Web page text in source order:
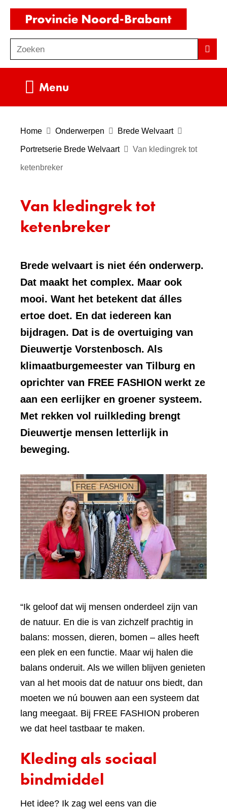
Ga
de
inhoud
o
e
Zoeken
Menu
Home Onderwerpen Brede Welvaart
Portretserie Brede Welvaart Van kledingrek tot
ketenbreker
Van kledingrek tot
ketenbreker
Brede welvaart is niet één onderwerp.
Dat maakt het complex. Maar ook
mooi. Want het betekent dat álles
ertoe doet. En dat iedereen kan
bijdragen. Dat is de overtuiging van
Dieuwertje Vorstenbosch. Als
klimaatburgemeester van Tilburg en
oprichter van FREE FASHION werkt ze
aan een eerlijker en groener systeem.
Met rekken vol ruilkleding brengt
Dieuwertje mensen letterlijk in
beweging.
“Ik geloof dat wij mensen onderdeel zijn van
de natuur. En die is van zichzelf prachtig in
balans: mossen, dieren, bomen – alles heeft
een plek en een functie. Maar wij halen die
balans onderuit. Als we willen blijven genieten
van al het moois dat de natuur ons biedt, dan
moeten we nú bouwen aan een systeem dat
lang meegaat. Bij FREE FASHION proberen
we dat heel tastbaar te maken.
Kleding als sociaal
bindmiddel
Het idee? Ik zag wel eens van die